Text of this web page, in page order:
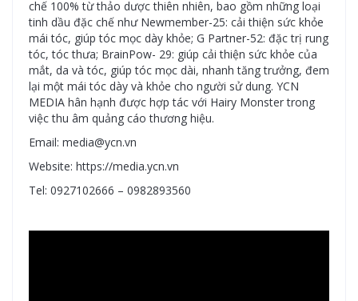
chế 100% từ thảo dược thiên nhiên, bao gồm những loại
tinh dầu đặc chế như Newmember-25: cải thiện sức khỏe
mái tóc, giúp tóc mọc dày khỏe; G Partner-52: đặc trị rung
tóc, tóc thưa; BrainPow- 29: giúp cải thiện sức khỏe của
mắt, da và tóc, giúp tóc mọc dài, nhanh tăng trưởng, đem
lại một mái tóc dày và khỏe cho người sử dung. YCN
MEDIA hân hạnh được hợp tác với Hairy Monster trong
việc thu âm quảng cáo thương hiệu.
Email: media@ycn.vn
Website: https://media.ycn.vn
Tel: 0927102666 – 0982893560